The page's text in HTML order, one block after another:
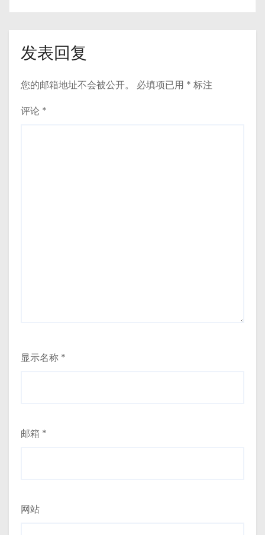
发表回复
您的邮箱地址不会被公开。 必填项已用 * 标注
评论 *
显示名称 *
邮箱 *
网站